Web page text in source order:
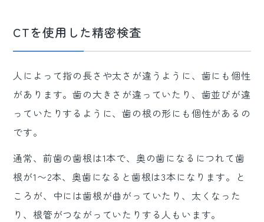
CTを使用した精密検査
人によって指の長さや太さが違うように、歯にも個性
があります。歯の大きさが違っていたり、歯並びが違
っていたりするように、歯の根の形にも個性があるの
です。
通常、前歯の歯根は1本で、奥の歯になるにつれて歯
根が1〜2本、奥歯になると歯根は3本になります。と
ころが、中には歯根が曲がっていたり、太くなった
り、根管がつながっていたりする人もいます。